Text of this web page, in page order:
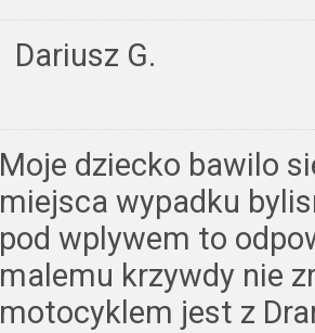
Dariusz G.
Moje dziecko bawilo
miejsca wypadku
pod wplywem to
malemu krzywdy nie
motocyklem jest z